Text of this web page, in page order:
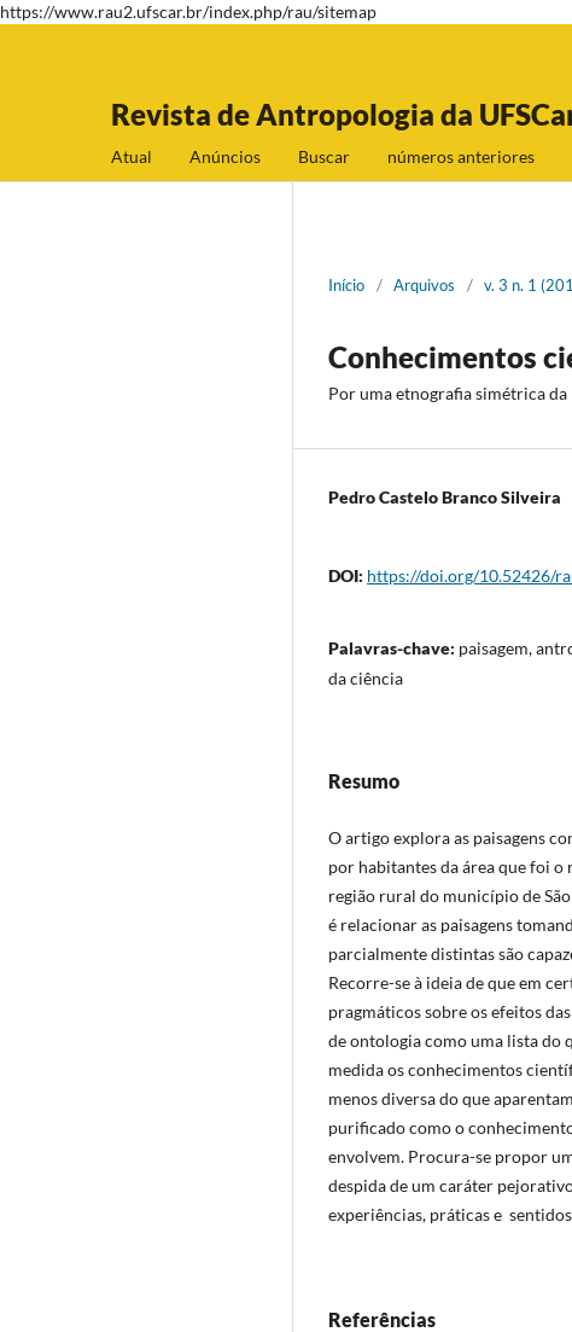
https://www.rau2.ufscar.br/index.php/rau/sitemap
Revista de Antropologia da
Atual Anúncios Buscar números anteriores
Início / Arquivos / v. 3 n. 1
Conhecimentos
Por uma etnografia simétrica da
Pedro Castelo Branco Silveira
DOI: https://doi.org/10.52426/
Palavras-chave: paisagem,
da ciência
Resumo
O artigo explora as paisagens
por habitantes da área que foi
região rural do município de
é relacionar as paisagens
parcialmente distintas são
Recorre-se à ideia de que em
pragmáticos sobre os efeitos
de ontologia como uma lista do
medida os conhecimentos
menos diversa do que
purificado como o
envolvem. Procura-se propor
despida de um caráter
experiências, práticas e
Referências